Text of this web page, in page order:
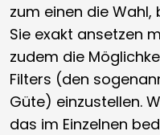
zum einen die Wahl,
Sie exakt ansetzen
zudem die
Filters (den
Güte) einzustellen.
das im Einzelnen